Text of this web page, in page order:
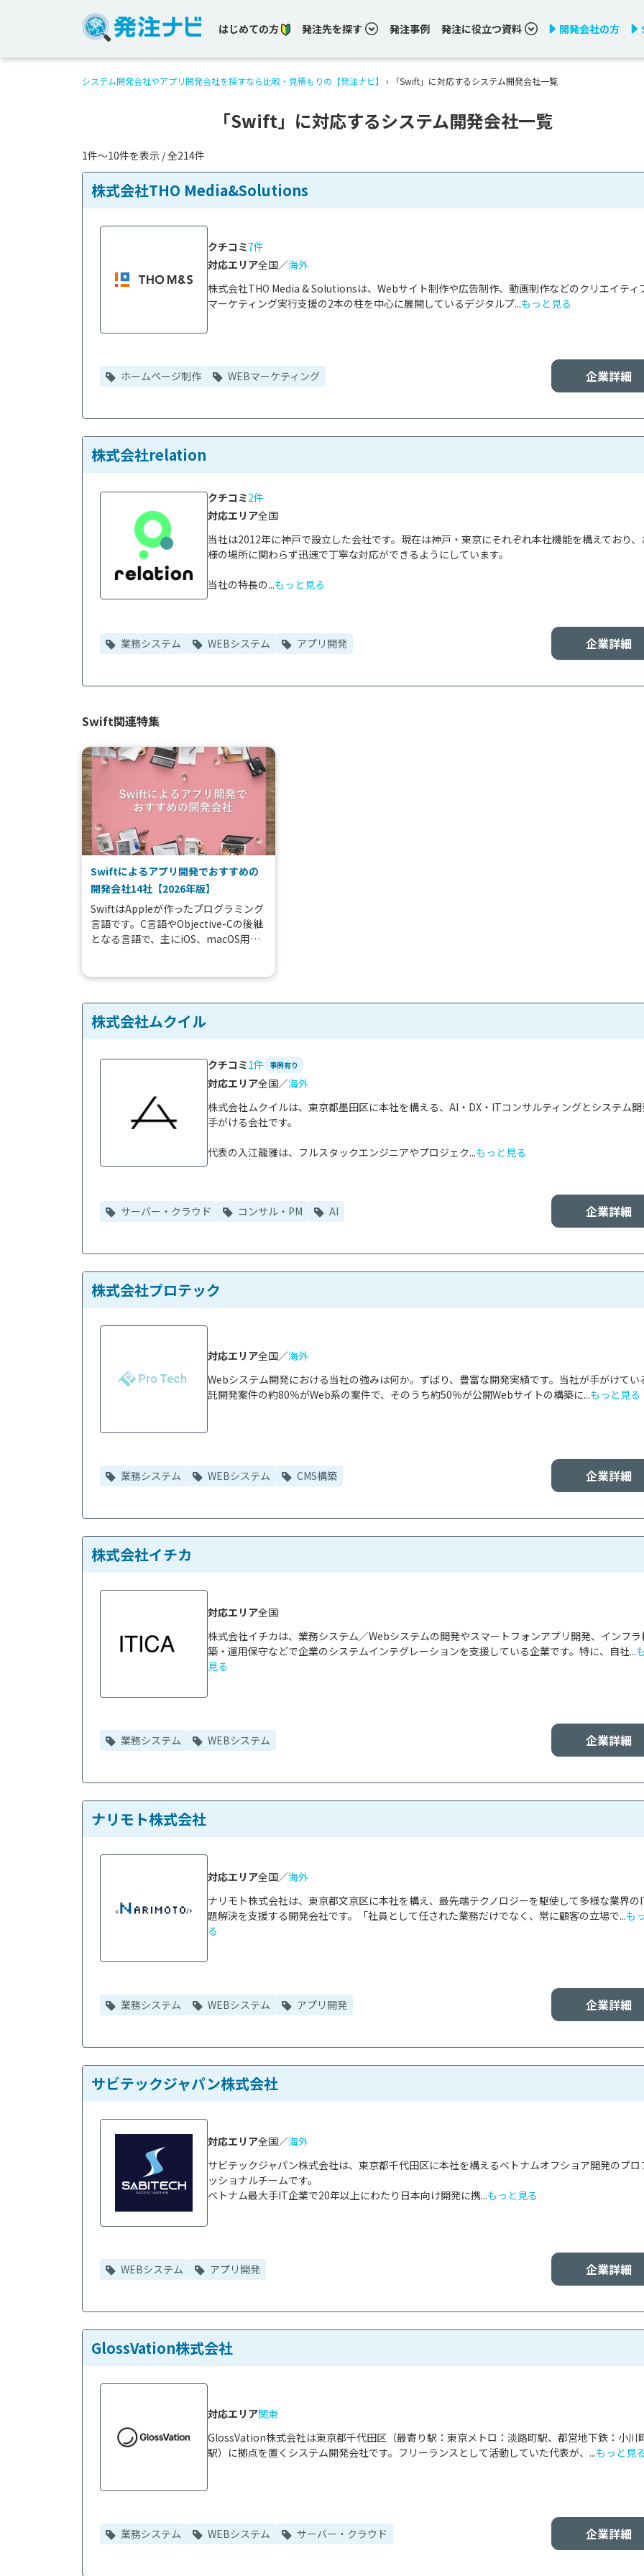
はじめての方 発注先を探す 発注事例 発注に役立つ資料 開発会社の方
システム開発会社やアプリ開発会社を探すなら比較・見積もりの【発注ナビ】 › 「Swift」に対応するシステム開発会社一覧
「Swift」に対応するシステム開発会社一覧
1件〜10件を表示 / 全214件
株式会社THO Media&Solutions
株式会社THO Media & Solutionsは、Webサイト制作や広告制作、動画制作などのクリエイティ
マーケティング実行支援の2本の柱を中心に展開しているデジタルプ...もっと見る
クチコミ7件
対応エリア全国／海外
企業詳細
ホームページ制作 WEBマーケティング
株式会社relation
当社は2012年に神戸で設立した会社です。現在は神戸・東京にそれぞれ本社機能を構えており、
様の場所に関わらず迅速で丁寧な対応ができるようにしています。
当社の特長の...もっと見る
クチコミ2件
対応エリア全国
企業詳細
業務システム WEBシステム アプリ開発
Swift関連特集
Swiftによるアプリ開発でおすすめの
開発会社14社【2026年版】
SwiftはAppleが作ったプログラミング
言語です。C言語やObjective-Cの後継
となる言語で、主にiOS、macOS用の
株式会社ムクイル
株式会社ムクイルは、東京都墨田区に本社を構える、AI・DX・ITコンサルティングとシステム
手がける会社です。
代表の入江龍雅は、フルスタックエンジニアやプロジェク...もっと見る
クチコミ1件 事例有り
対応エリア全国／海外
企業詳細
サーバー・クラウド コンサル・PM AI
株式会社プロテック
Webシステム開発における当社の強みは何か。ずばり、豊富な開発実績です。当社が手がけてい
託開発案件の約80％がWeb系の案件で、そのうち約50％が公開Webサイトの構築に...もっと見る
対応エリア全国／海外
企業詳細
業務システム WEBシステム CMS構築
株式会社イチカ
株式会社イチカは、業務システム／Webシステムの開発やスマートフォンアプリ開発、インフラ
築・運用保守などで企業のシステムインテグレーションを支援している企業です。特に、自社...
見る
対応エリア全国
企業詳細
業務システム WEBシステム
ナリモト株式会社
ナリモト株式会社は、東京都文京区に本社を構え、最先端テクノロジーを駆使して多様な業界の
題解決を支援する開発会社です。「社員として任された業務だけでなく、常に顧客の立場で...も
る
対応エリア全国／海外
企業詳細
業務システム WEBシステム アプリ開発
サビテックジャパン株式会社
サビテックジャパン株式会社は、東京都千代田区に本社を構えるベトナムオフショア開発のプロ
ッショナルチームです。
ベトナム最大手IT企業で20年以上にわたり日本向け開発に携...もっと見る
対応エリア全国／海外
企業詳細
WEBシステム アプリ開発
GlossVation株式会社
GlossVation株式会社は東京都千代田区（最寄り駅：東京メトロ：淡路町駅、都営地下鉄：小川
駅）に拠点を置くシステム開発会社です。フリーランスとして活動していた代表が、...もっと見
対応エリア関東
企業詳細
業務システム WEBシステム サーバー・クラウド